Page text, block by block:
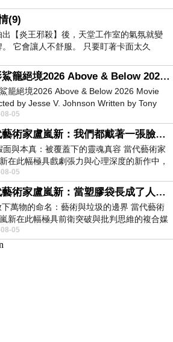
(9)
【炎王邪殺】後，天堂工作室的氣氛就變
它會讓人不舒服。 只要盯著卡面太久
電影鯊籠絕境2026 Above & Below 2026 Movie
籠絕境2026 Above & Below 2026 Movie
by Jesse V. Johnson Written by Tony
Starring Laura Maran
05
當代藝術家盧嵐新：我們都戴著一張臉，可真正的自己，總藏在那些被塗抹、被覆蓋的痕跡裡
面與本真：被覆蓋下的靈魂真容 當代藝術家
在此幅極具戲劇張力與心理深度的新作中，
感豐富的紙材肌理、墨痕與大膽的
05
當代藝術家盧嵐新：當塑膠袋長成了人的模樣，我們的目光是否學會了放下偏見？
萬物的命名：藝術與垃圾的邊界 當代藝術
新在此幅極具前衛突破與批判思維的複合媒
中，直接將被大眾定義為廢棄物
05